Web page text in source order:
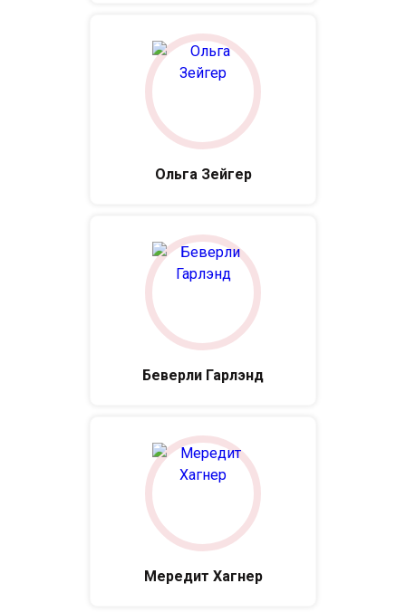
Ольга Зейгер
Беверли Гарлэнд
Мередит Хагнер